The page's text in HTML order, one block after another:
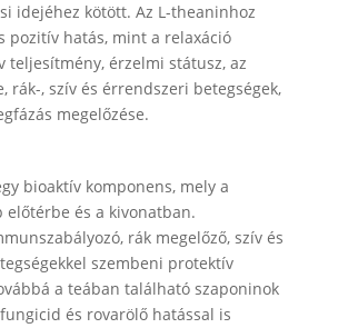
idejéhez kötött. Az L-theaninhoz
pozitív hatás, mint a relaxáció
teljesítmény, érzelmi státusz, az
rák-, szív és érrendszeri betegségek,
megelőzése.
bioaktív komponens, mely a
előtérbe és a kivonatban.
rák megelőző, szív és
szembeni protektív
a teában található szaponinok
és rovarölő hatással is